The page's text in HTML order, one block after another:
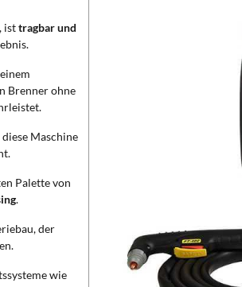
isttragbar und
Brenner ohne
Maschine
Palette von
.
der
wie